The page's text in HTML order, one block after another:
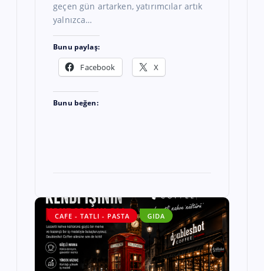
geçen gün artarken, yatırımcılar artık
yalnızca…
Bunu paylaş:
Facebook X
Bunu beğen:
CAFE - TATLI - PASTA GIDA